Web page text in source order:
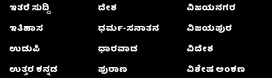
ಇತರೆ ಸುದ್ದಿ
ಇತಿಹಾಸ
ಉಡುಪಿ
ಉತ್ತರ ಕನ್ನಡ
ದೇಶ
ಧರ್ಮ-ಸನಾತನ
ಧಾರವಾಡ
ಪುರಾಣ
ವಿಜಯನಗರ
ವಿಜಯಪುರ
ವಿದೇಶ
ವಿಶೇಷ ಅಂಕಣ